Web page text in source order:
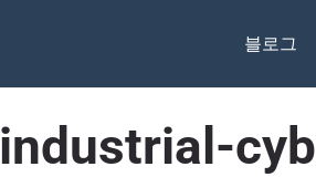
블로그
industrial-